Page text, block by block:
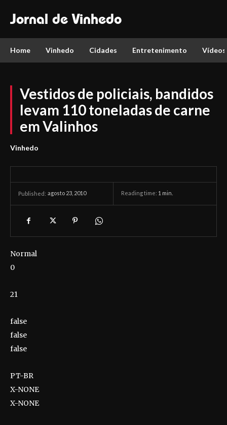
Jornal de Vinhedo
Home Vinhedo Cidades Entretenimento Vídeos
Vestidos de policiais, bandidos
levam 110 toneladas de carne
em Valinhos
Vinhedo
Published: agosto 23, 2010 Reading time: 1 min.
Normal
0
21
false
false
false
PT-BR
X-NONE
X-NONE